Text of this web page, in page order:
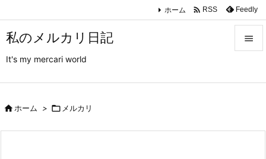
私のメルカリ日記
It's my mercari world

ホーム  RSS Feedly
ホーム >  メルカリ